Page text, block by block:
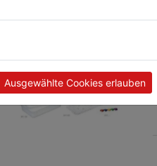
Ausgewählte Cookies erlauben